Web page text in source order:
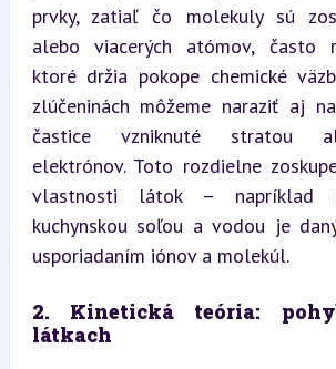
prvky, zatiaľ čo molekuly sú
alebo viacerých atómov, často
ktoré držia pokope chemické
zlúčeninách môžeme naraziť aj
častice vzniknuté stratou
elektrónov. Toto rozdielne
vlastnosti látok – napríklad
kuchynskou soľou a vodou je
usporiadaním iónov a molekúl.
2. Kinetická teória:
látkach